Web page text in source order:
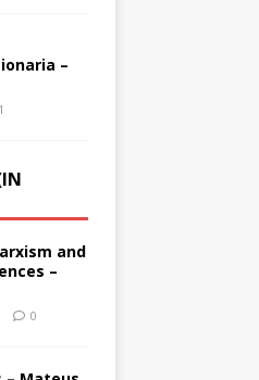
–
1
and
–
0